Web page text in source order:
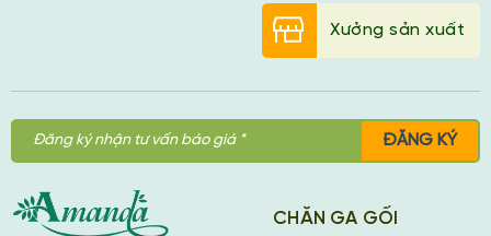
Xưởng sản xuất
ĐĂNG KÝ
CHĂN GA GỐI